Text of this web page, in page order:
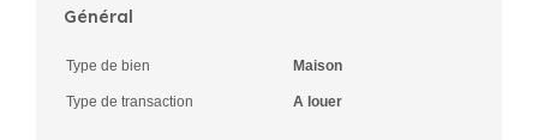
Général
Type de bien Maison
Type de transaction A louer